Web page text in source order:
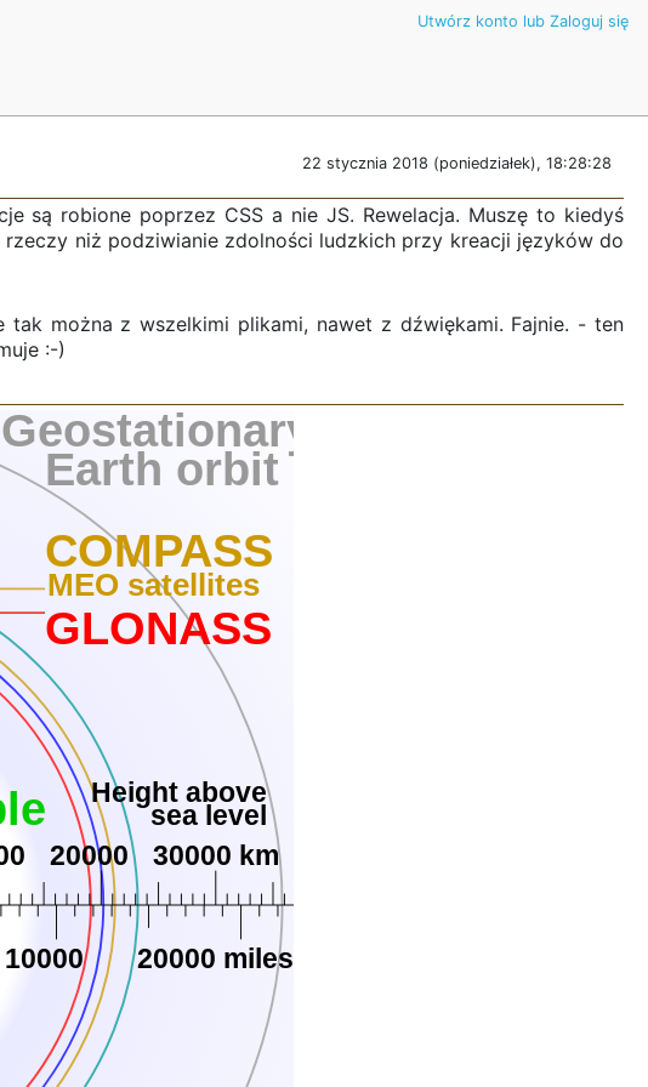
Utwórz konto lub Zaloguj się
22 stycznia 2018 (poniedziałek), 18:28:28
są robione poprzez CSS a nie JS. Rewelacja. Muszę to kiedyś
niż podziwianie zdolności ludzkich przy kreacji języków do
można z wszelkimi plikami, nawet z dźwiękami. Fajnie. - ten
:-)
Geostationary
Earth orbit
COMPASS
MEO satellites
GLONASS
Height above
sea level
20000 30000 km
10000 20000 miles